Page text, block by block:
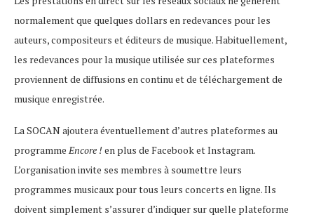
normalement que quelques dollars en redevances pour les
auteurs, compositeurs et éditeurs de musique. Habituellement,
les redevances pour la musique utilisée sur ces plateformes
proviennent de diffusions en continu et de téléchargement de
musique enregistrée.
La SOCAN ajoutera éventuellement d’autres plateformes au
programme Encore !en plus de Facebook et Instagram.
L’organisation invite ses membres à soumettre leurs
programmes musicaux pour tous leurs concerts en ligne. Ils
doivent simplement s’assurer d’indiquer sur quelle plateforme